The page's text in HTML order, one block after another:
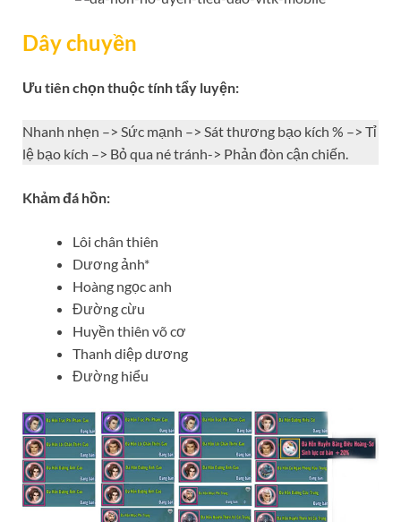
Dây chuyền
Ưu tiên chọn thuộc tính tẩy luyện:
Nhanh nhẹn –> Sức mạnh –> Sát thương bạo kích % –> Tỉ
lệ bạo kích –> Bỏ qua né tránh-> Phản đòn cận chiến.
Khảm đá hồn:
Lôi chân thiên
Dương ảnh*
Hoàng ngọc anh
Đường cừu
Huyền thiên võ cơ
Thanh diệp dương
Đường hiểu